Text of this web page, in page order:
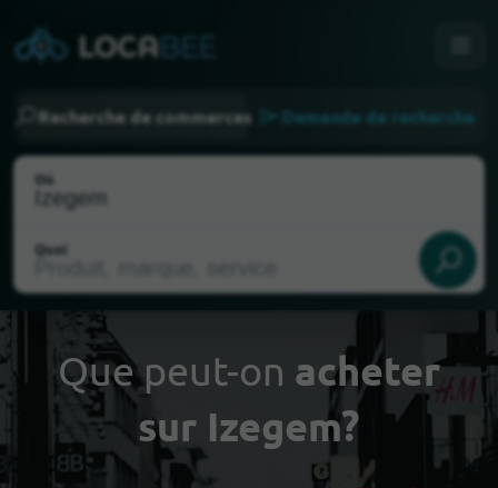
Recherche de commerces Demande de recherche
Où
Quoi
Choisir ma localisation
Que peut-on acheter
sur Izegem?